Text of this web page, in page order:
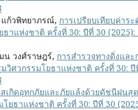
ก้วพิทยาภรณ์, การเปรียบเทียบค่าร
าแห่งชาติ ครั้งที่ 30: ปีที่ 30
น วงศ์ราษฎร์, การสำรวจทางดิ่งแล
วิศวกรรมโยธาแห่งชาติ ครั้งที่ 30: ปี
สเกิดอุทกภัยและภัยแล้งด้วยดัชนีฝน
ยธาแห่งชาติ ครั้งที่ 30: ปีที่ 30